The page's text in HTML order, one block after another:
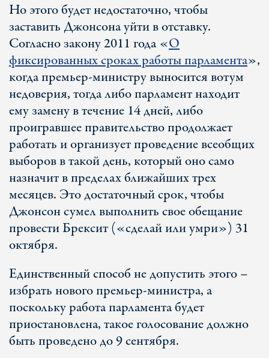
Но этого будет недостаточно, чтобы
заставить Джонсона уйти в отставку.
Согласно закону 2011 года «О
фиксированных сроках работы парламента»,
когда премьер-министру выносится вотум
недоверия, тогда либо парламент находит
ему замену в течение 14 дней, либо
проигравшее правительство продолжает
работать и организует проведение всеобщих
выборов в такой день, который оно само
назначит в пределах ближайших трех
месяцев. Это достаточный срок, чтобы
Джонсон сумел выполнить свое обещание
провести Брексит («сделай или умри») 31
октября.
Единственный способ не допустить этого –
избрать нового премьер-министра, а
поскольку работа парламента будет
приостановлена, такое голосование должно
быть проведено до 9 сентября.